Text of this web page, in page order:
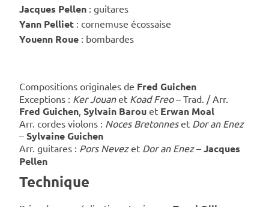
Jacques Pellen : guitares
Yann Pelliet : cornemuse écossaise
Youenn Roue : bombardes
Compositions originales de Fred Guichen
Exceptions : Ker Jouanet Koad Freo– Trad. / Arr.
Fred Guichen, Sylvain Barou et Erwan Moal
Arr. cordes violons : Noces Bretonneset Dor an Enez
– Sylvaine Guichen
Arr. guitares : Pors Nevezet Dor an Enez– Jacques
Pellen
Technique